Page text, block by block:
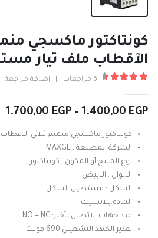
كونتاكتور ماكسجي
الآقطاب ملف تيار
6 مراجعات إضافة مراجعة
1.400,00 EGP
–
1.700,00 EGP
كونتاكتور ماكسجي منمنم ثلاثي
الشركة المصنعة : MAXGE
نوع المنتج أو المكون : كونتاكتور
الالوان : الابيض
الشكل : مستطيل الشكل
المادة:بلاستيك
عدد جهات الاتصال تأخير: NO + NC
تقدير الجهد التشغيلي 690 فولت